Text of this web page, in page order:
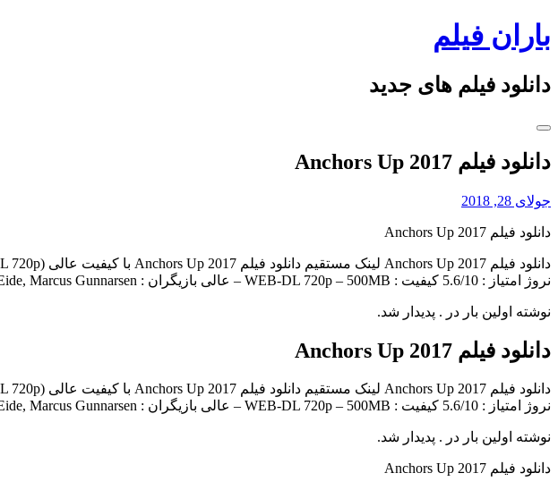
Skip
to
content
باران فیلم
دانلود فیلم های جدید
دانلود فیلم Anchors Up 2017
جولای 28, 2018
دانلود فیلم Anchors Up 2017
نروژ امتیاز : 5.6/10 کیفیت : WEB-DL 720p – 500MB – عالی بازیگران : Anderz Eide, Marcus Gunnarsen, […]
نوشته اولین بار در . پدیدار شد.
دانلود فیلم Anchors Up 2017
نروژ امتیاز : 5.6/10 کیفیت : WEB-DL 720p – 500MB – عالی بازیگران : Anderz Eide, Marcus Gunnarsen, […]
نوشته اولین بار در . پدیدار شد.
دانلود فیلم Anchors Up 2017